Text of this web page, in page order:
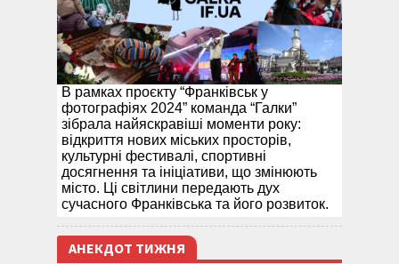
В рамках проєкту “Франківськ у
фотографіях 2024” команда “Галки”
зібрала найяскравіші моменти року:
відкриття нових міських просторів,
культурні фестивалі, спортивні
досягнення та ініціативи, що змінюють
місто. Ці світлини передають дух
сучасного Франківська та його розвиток.
АНЕКДОТ ТИЖНЯ